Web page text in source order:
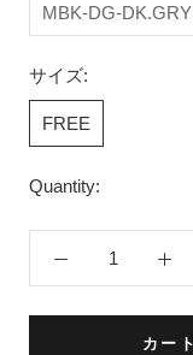
MBK-DG-DK.GRY
サイズ:
FREE
Quantity:
カー